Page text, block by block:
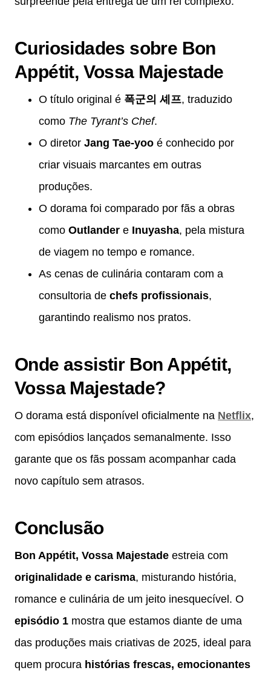
Curiosidades sobre Bon
Appétit, Vossa Majestade
O título original é 폭군의 셰프, traduzido
como The Tyrant’s Chef.
O diretor Jang Tae-yoo é conhecido por
criar visuais marcantes em outras
produções.
O dorama foi comparado por fãs a obras
como Outlander e Inuyasha, pela mistura
de viagem no tempo e romance.
As cenas de culinária contaram com a
consultoria de chefs profissionais,
garantindo realismo nos pratos.
Onde assistir Bon Appétit,
Vossa Majestade?
O dorama está disponível oficialmente na Netflix,
com episódios lançados semanalmente. Isso
garante que os fãs possam acompanhar cada
novo capítulo sem atrasos.
Conclusão
Bon Appétit, Vossa Majestade estreia com
originalidade e carisma, misturando história,
romance e culinária de um jeito inesquecível. O
episódio 1 mostra que estamos diante de uma
das produções mais criativas de 2025, ideal para
quem procura histórias frescas, emocionantes